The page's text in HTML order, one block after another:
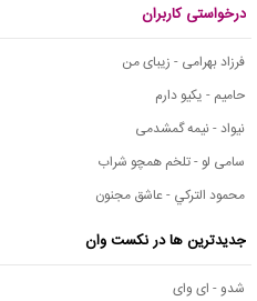
درخواستی کاربران
فرزاد بهرامی - زیبای من
حامیم - یکیو دارم
نیواد - نیمه گمشدمی
سامی لو - تلخم همچو شراب
محمود التركي - عاشق مجنون
جدیدترین ها در نکست وان
شدو - ای وای